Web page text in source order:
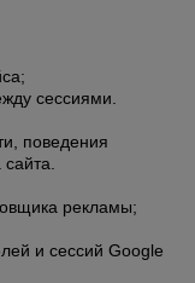
сессиями.
поведения
рекламы;
и сессий Google